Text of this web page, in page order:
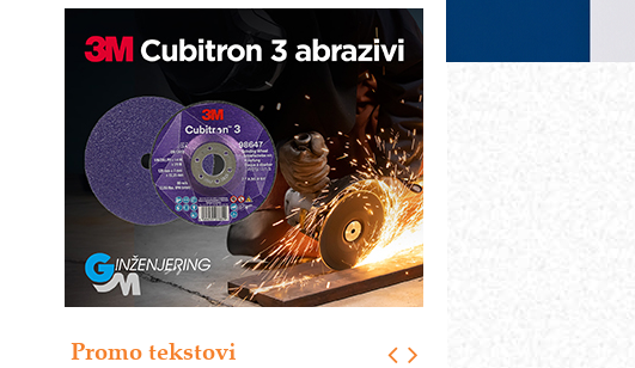
Promo tekstovi
Bezbednost na prvom mestu!
IB BLUMENAUER - više od 40 godina
poverenja u industriji
RMQ-TITAN ADVANCED INDICATOR
– Pametna signalizacija za efikasnije
upravljanje mašinama
Sigurnije ispitivanje transformatora u
solarnim elektranama i vetroparkovima
Pranje točkova na gradilištu- standard
modernog i odgovornog građenja
mrežnog pretvarača sa tečnim